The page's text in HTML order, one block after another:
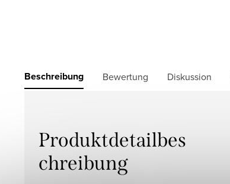
Beschreibung Bewertung Diskussion
Produktdetailbes
chreibung